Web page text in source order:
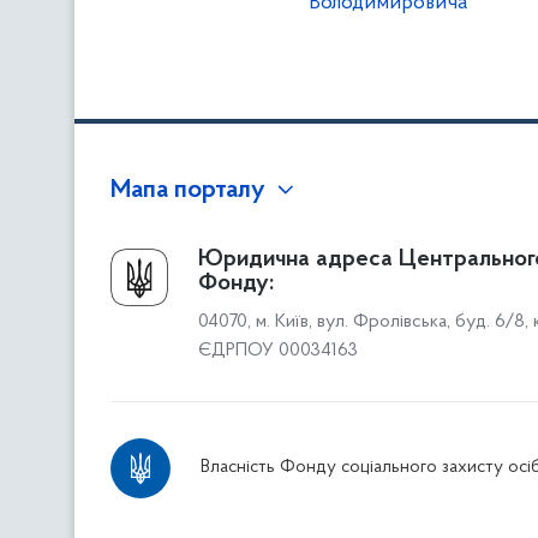
Мапа порталу
Про Фонд
Керівництво
Структура Фонду
Територіальні відділення
Дніпропетровське відділення
Юридична адреса
Фонду:
04070, м. Київ, вул. Фролівська, буд. 6/8,
ЄДРПОУ 00034163
Власність Фонду соціального захисту осіб